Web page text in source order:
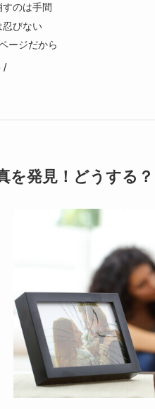
のは手間
忍びない
ージだから
/
を発見！どうする？